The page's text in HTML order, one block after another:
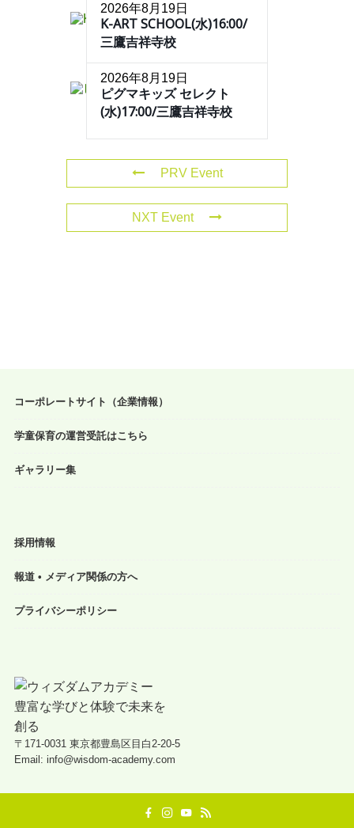
2026年8月19日
K-ART SCHOOL(水)16:00/
三鷹吉祥寺校
2026年8月19日
ピグマキッズ セレクト
(水)17:00/三鷹吉祥寺校
PRV Event
NXT Event
コーポレートサイト（企業情報）
学童保育の運営受託はこちら
ギャラリー集
採用情報
報道 • メディア関係の方へ
プライバシーポリシー
〒171-0031 東京都豊島区目白2-20-5
Email: info@wisdom-academy.com